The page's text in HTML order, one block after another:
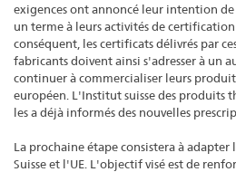
exigences ont annoncé leur intention
un terme à leurs activités de
conséquent, les certificats délivrés par
fabricants doivent ainsi s'adresser à un
continuer à commercialiser leurs
européen. L'Institut suisse des produits
les a déjà informés des nouvelles
La prochaine étape consistera à
Suisse et l'UE. L'objectif visé est de